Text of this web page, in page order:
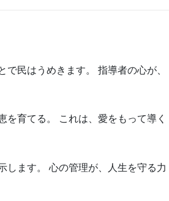
民はうめきます。 指導者の心が、
を育てる。 これは、愛をもって導く
します。 心の管理が、人生を守る力